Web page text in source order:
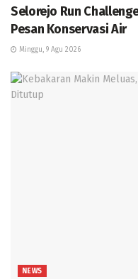
Selorejo Run
Pesan Konservasi Air
Minggu, 9 Agu 2026
NEWS